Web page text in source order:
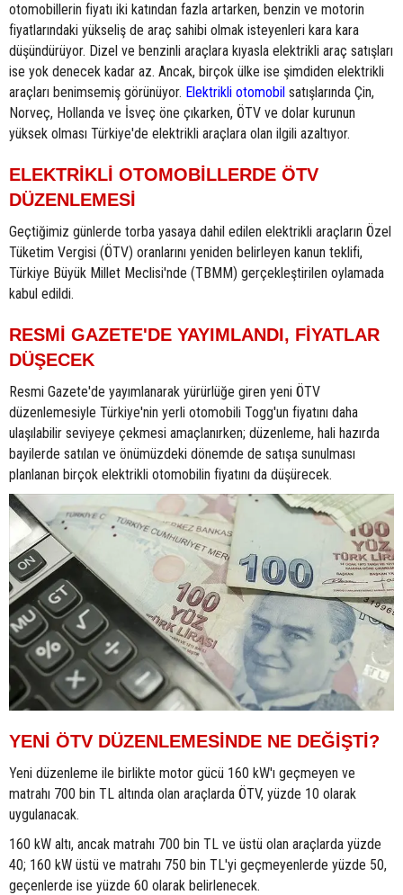
otomobillerin fiyatı iki katından fazla artarken, benzin ve motorin
fiyatlarındaki yükseliş de araç sahibi olmak isteyenleri kara kara
düşündürüyor. Dizel ve benzinli araçlara kıyasla elektrikli araç satışları
ise yok denecek kadar az. Ancak, birçok ülke ise şimdiden elektrikli
araçları benimsemiş görünüyor. Elektrikli otomobil satışlarında Çin,
Norveç, Hollanda ve İsveç öne çıkarken, ÖTV ve dolar kurunun
yüksek olması Türkiye'de elektrikli araçlara olan ilgili azaltıyor.
ELEKTRİKLİ OTOMOBİLLERDE ÖTV
DÜZENLEMESİ
Geçtiğimiz günlerde torba yasaya dahil edilen elektrikli araçların Özel
Tüketim Vergisi (ÖTV) oranlarını yeniden belirleyen kanun teklifi,
Türkiye Büyük Millet Meclisi'nde (TBMM) gerçekleştirilen oylamada
kabul edildi.
RESMİ GAZETE'DE YAYIMLANDI, FİYATLAR
DÜŞECEK
Resmi Gazete'de yayımlanarak yürürlüğe giren yeni ÖTV
düzenlemesiyle Türkiye'nin yerli otomobili Togg'un fiyatını daha
ulaşılabilir seviyeye çekmesi amaçlanırken; düzenleme, hali hazırda
bayilerde satılan ve önümüzdeki dönemde de satışa sunulması
planlanan birçok elektrikli otomobilin fiyatını da düşürecek.
YENİ ÖTV DÜZENLEMESİNDE NE DEĞİŞTİ?
Yeni düzenleme ile birlikte motor gücü 160 kW'ı geçmeyen ve
matrahı 700 bin TL altında olan araçlarda ÖTV, yüzde 10 olarak
uygulanacak.
160 kW altı, ancak matrahı 700 bin TL ve üstü olan araçlarda yüzde
40; 160 kW üstü ve matrahı 750 bin TL'yi geçmeyenlerde yüzde 50,
geçenlerde ise yüzde 60 olarak belirlenecek.